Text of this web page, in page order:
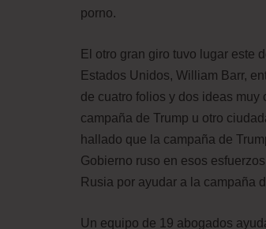
porno.
El otro gran giro tuvo lugar este
Estados Unidos, William Barr,
de cuatro folios y dos ideas
campaña de Trump u otro
hallado que la campaña de
Gobierno ruso en esos
Rusia por ayudar a la campaña
Un equipo de 19 abogados